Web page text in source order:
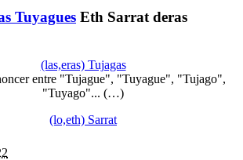
Tuyagues Eth Sarrat deras
(las,eras) Tujagas
entre "Tujague", "Tuyague", "Tujago",
"Tuyago"... (…)
(lo,eth) Sarrat